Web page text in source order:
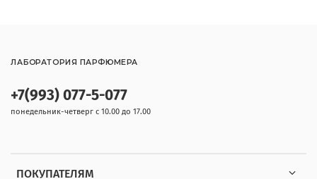
ПОКУПАТЕЛЯМ
+7(993) 077-5-077
понедельник-четверг с 10.00 до 17.00
ЛАБОРАТОРИЯ ПАРФЮМЕРА